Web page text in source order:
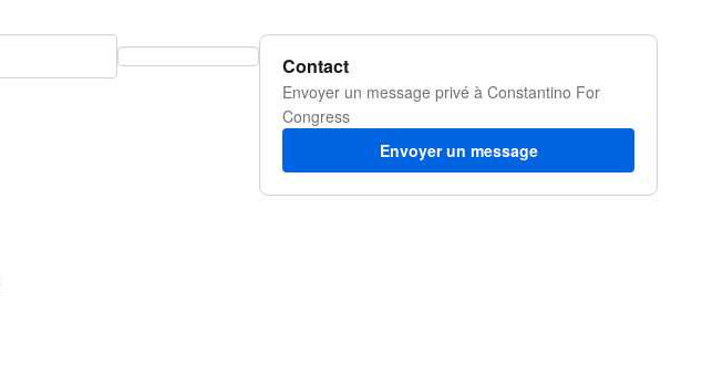
Contact
Envoyer un message privé à Constantino For
Congress
Envoyer un message